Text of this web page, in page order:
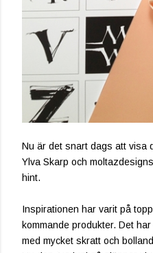
Nu är det snart dags att visa
Ylva Skarp och
hint.
Inspirationen har varit på
kommande produkter. Det
med mycket skratt och